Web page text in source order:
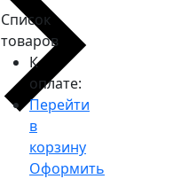
Список
товаров
К
оплате:
Перейти
в
корзину
Оформить